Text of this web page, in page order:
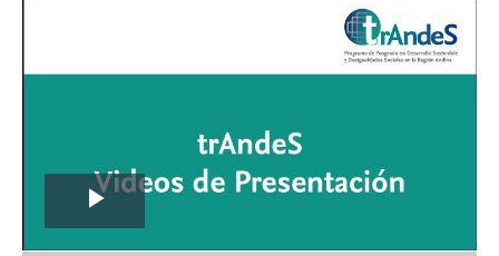
Play